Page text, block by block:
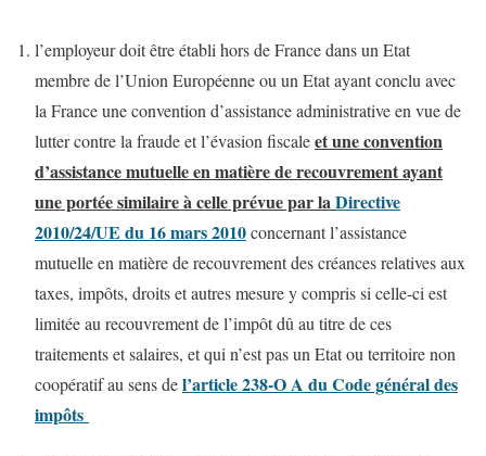
l’employeur doit être établi hors de France dans un Etat
membre de l’Union Européenne ou un Etat ayant conclu avec
la France une convention d’assistance administrative en vue de
lutter contre la fraude et l’évasion fiscaleet une convention
d’assistance mutuelle en matière de recouvrement ayant
une portée similaire à celle prévue par laDirective
2010/24/UE du 16 mars 2010concernant l’assistance
mutuelle en matière de recouvrement des créances relatives aux
taxes, impôts, droits et autres mesure y compris si celle-ci est
limitée au recouvrement de l’impôt dû au titre de ces
traitements et salaires, et qui n’est pas un Etat ou territoire non
coopératif au sens del’article 238-O A du Code général des
impôts